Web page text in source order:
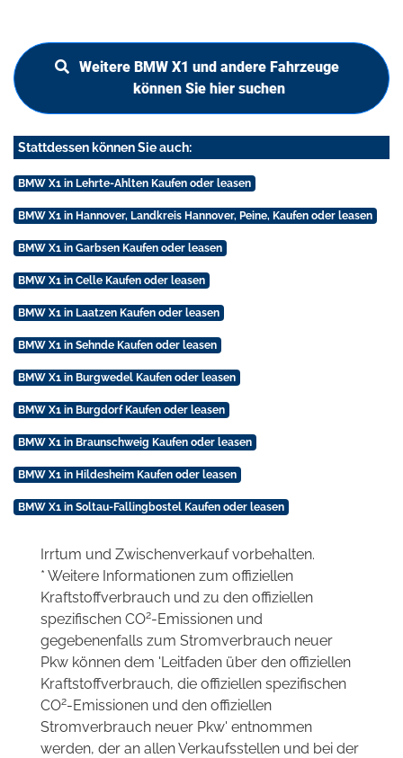
Weitere BMW X1 und andere Fahrzeuge
können Sie hier suchen
Stattdessen können Sie auch:
BMW X1 in Lehrte-Ahlten Kaufen oder leasen
BMW X1 in Hannover, Landkreis Hannover, Peine, Kaufen oder leasen
BMW X1 in Garbsen Kaufen oder leasen
BMW X1 in Celle Kaufen oder leasen
BMW X1 in Laatzen Kaufen oder leasen
BMW X1 in Sehnde Kaufen oder leasen
BMW X1 in Burgwedel Kaufen oder leasen
BMW X1 in Burgdorf Kaufen oder leasen
BMW X1 in Braunschweig Kaufen oder leasen
BMW X1 in Hildesheim Kaufen oder leasen
BMW X1 in Soltau-Fallingbostel Kaufen oder leasen
Irrtum und Zwischenverkauf vorbehalten.
* Weitere Informationen zum offiziellen
Kraftstoffverbrauch und zu den offiziellen
spezifischen CO2-Emissionen und
gegebenenfalls zum Stromverbrauch neuer
Pkw können dem 'Leitfaden über den offiziellen
Kraftstoffverbrauch, die offiziellen spezifischen
CO2-Emissionen und den offiziellen
Stromverbrauch neuer Pkw' entnommen
werden, der an allen Verkaufsstellen und bei der